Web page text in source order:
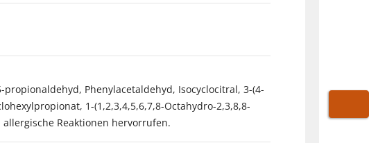
Phenylacetaldehyd, Isocyclocitral, 3-(4-
1-(1,2,3,4,5,6,7,8-Octahydro-2,3,8,8-
Reaktionen hervorrufen.